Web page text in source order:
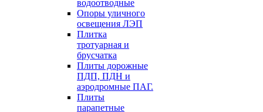
водоотводные
Опоры уличного
освещения ЛЭП
Плитка
тротуарная и
брусчатка
Плиты дорожные
ПДП, ПДН и
аэродромные ПАГ.
Плиты
парапетные